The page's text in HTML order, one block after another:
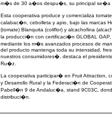
m�s de 30 a�os despu�s, su principal se�a
Esta cooperativa produce y comercializa
calabac�n, cebolleta y apio, bajo las marcas
(tomate) Blanquita (coliflor) y alcachofina
la producci�n con certificaci�n GLOBAL
mediante los m�s avanzados procesos de
del producto mantenga toda su intensidad,
nuestros consumidores�, destaca el
Ru�z.
La cooperativa participar� en Fruit Attraction,
y Desarrollo Rural y la Federaci�n de
Pabell�n 9 de Andaluc�a, stand 9C03C,
distribuci�n.